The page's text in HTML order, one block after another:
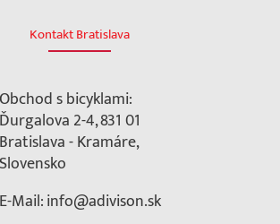
Kontakt Bratislava
Obchod s bicyklami:
Ďurgalova 2-4, 831 01
Bratislava - Kramáre,
Slovensko
E-Mail: info@adivison.sk